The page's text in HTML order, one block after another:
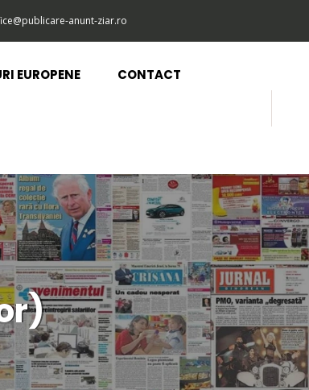
anunt-ziar.ro
EUROPENE CONTACT